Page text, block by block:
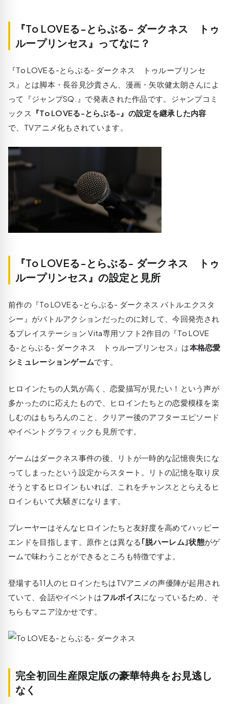
『To LOVEる-とらぶる- ダークネス トゥ
ループリンセス』ってなに？
『To LOVEる-とらぶる- ダークネス トゥループリンセ
ス』とは脚本・長谷見沙貴さん、漫画・矢吹健太朗さんによ
って『ジャンプSQ.』で発表された作品です。ジャンプコミ
ックス 『To LOVEる-とらぶる-』の設定を継承した内容
で、TVアニメ化もされています。
『To LOVEる-とらぶる- ダークネス トゥ
ループリンセス』の設定と見所
前作の『To LOVEる-とらぶる- ダークネス バトルエクスタ
シー』 がバトルアクションだったのに対して、今回発売され
るプレイステーション Vita専用ソフト2作目の『To LOVE
る-とらぶる- ダークネス トゥループリンセス』は本格恋愛
シミュレーションゲームです。
ヒロインたちの人気が高く、恋愛描写が見たい！という声が
多かったのに応えたもので、ヒロインたちとの恋愛模様を楽
しむのはもちろんのこと、
クリアー後のアフターエピソード
やイベントグラフィック も見所です。
ゲームはダークネス事件の後、リトが一時的な記憶喪失にな
ってしまったという設定からスタート。リトの記憶を取り戻
そうとするヒロインもいれば、これをチャンスととらえるヒ
ロインもいて大騒ぎになります。
プレーヤーはそんなヒロインたちと友好度を高めてハッピー
エンドを目指します。原作とは異なる ｢脱ハーレム｣状態がゲ
ームで味わうことができるところも特徴ですよ。
登場する11人のヒロインたちはTVアニメの声優陣が起用され
ていて、会話やイベントはフルボイスになっているため、そ
ちらもマニア泣かせです。
完全初回生産限定版の豪華特典をお見逃し
なく